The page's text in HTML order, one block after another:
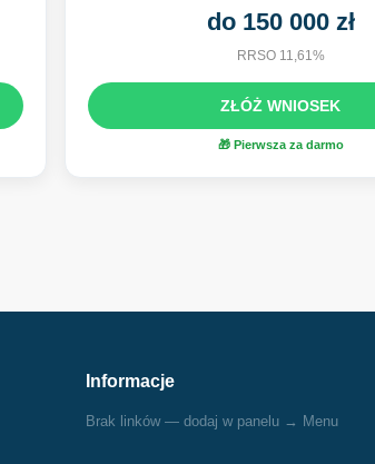
do 150 000 zł
RRSO 11,61%
ZŁÓŻ WNIOSEK
🎁 Pierwsza za darmo
Informacje
Brak linków — dodaj w panelu → Menu